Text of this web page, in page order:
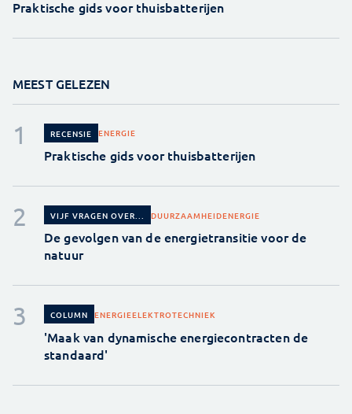
Praktische gids voor thuisbatterijen
MEEST GELEZEN
RECENSIE ENERGIE
Praktische gids voor thuisbatterijen
VIJF VRAGEN OVER... DUURZAAMHEIDENERGIE
De gevolgen van de energietransitie voor de
natuur
COLUMN ENERGIEELEKTROTECHNIEK
'Maak van dynamische energiecontracten de
standaard'